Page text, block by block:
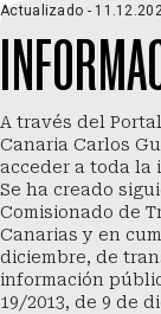
Saltar al contenido
Actualizado -
A través del
Canaria Carlos
acceder a toda la
Se ha creado
Comisionado de
Canarias y en
diciembre, de
información
19/2013, de 9 de